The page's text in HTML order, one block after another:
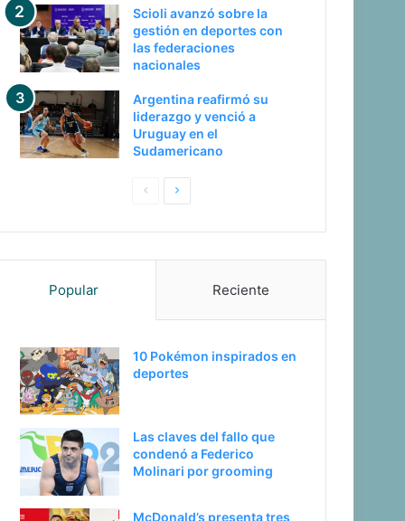
Scioli avanzó sobre la
gestión en deportes con
las federaciones
nacionales
Argentina reafirmó su
liderazgo y venció a
Uruguay en el
Sudamericano
n
r
i
e
t
á
g
Popular Reciente
10 Pokémon inspirados en
deportes
Las claves del fallo que
condenó a Federico
Molinari por grooming
McDonald’s presenta tres